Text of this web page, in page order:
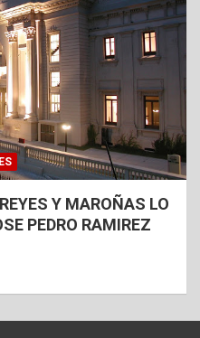
Y MAROÑAS LO
PEDRO RAMIREZ